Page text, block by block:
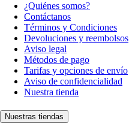
¿Quiénes somos?
Contáctanos
Términos y Condiciones
Devoluciones y reembolsos
Aviso legal
Métodos de pago
Tarifas y opciones de envío
Aviso de confidencialidad
Nuestra tienda
Nuestras tiendas